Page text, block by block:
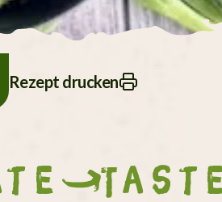
Rezept drucken